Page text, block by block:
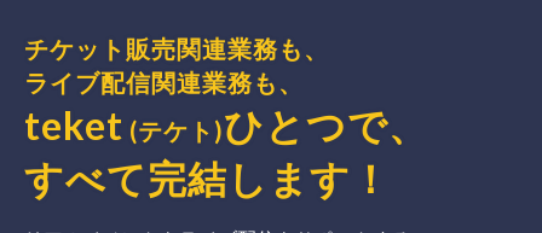
チケット販売関連業務も、
ライブ配信関連業務も、
teket (テケト)ひとつで、
すべて完結 します ！